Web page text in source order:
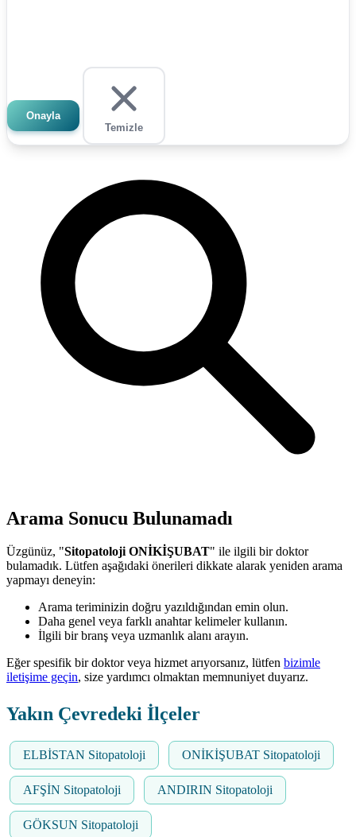
Onayla
Temizle
Arama Sonucu Bulunamadı
Üzgünüz, "Sitopatoloji ONİKİŞUBAT" ile ilgili bir doktor
bulamadık. Lütfen aşağıdaki önerileri dikkate alarak yeniden arama
yapmayı deneyin:
Arama teriminizin doğru yazıldığından emin olun.
Daha genel veya farklı anahtar kelimeler kullanın.
İlgili bir branş veya uzmanlık alanı arayın.
Eğer spesifik bir doktor veya hizmet arıyorsanız, lütfen bizimle
iletişime geçin, size yardımcı olmaktan memnuniyet duyarız.
Yakın Çevredeki İlçeler
ELBİSTAN Sitopatoloji ONİKİŞUBAT Sitopatoloji
AFŞİN Sitopatoloji ANDIRIN Sitopatoloji
GÖKSUN Sitopatoloji